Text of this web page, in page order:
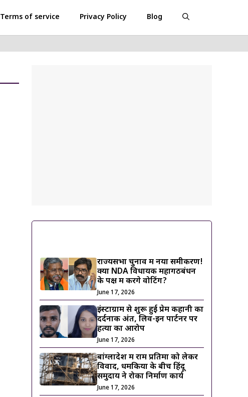
Terms of service Privacy Policy Blog
राज्यसभा चुनाव में नया समीकरण!
क्या NDA विधायक महागठबंधन
के पक्ष में करेंगे वोटिंग?
June 17, 2026
इंस्टाग्राम से शुरू हुई प्रेम कहानी का
दर्दनाक अंत, लिव-इन पार्टनर पर
हत्या का आरोप
June 17, 2026
बांग्लादेश में राम प्रतिमा को लेकर
विवाद, धमकियों के बीच हिंदू
समुदाय ने रोका निर्माण कार्य
June 17, 2026